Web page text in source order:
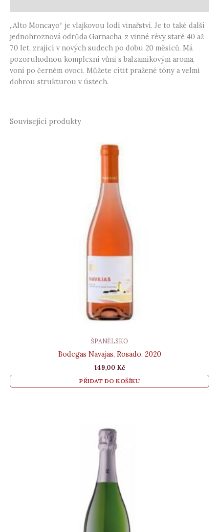
„Alto Moncayo“ je vlajkovou lodí vinařství. Je to také další
jednohroznová odrůda Garnacha, z vinné révy staré 40 až
70 let, zrající v nových sudech po dobu 20 měsíců. Má
pozoruhodnou komplexní vůni s balzamikovým aroma,
voní po černém ovoci. Můžete cítit pražené tóny a velmi
dobrou strukturou v ústech.
Související produkty
ŠPANĚLSKO
Bodegas Navajas, Rosado, 2020
149,00 Kč
PŘIDAT DO KOŠÍKU